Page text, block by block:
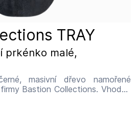
prkénko malé,
masivní dřevo namořené
Bastion Collections. Vhodné
mís, sladkostí nebo jen jako
Bastion